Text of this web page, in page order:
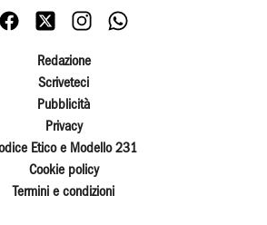
Redazione
Scriveteci
Pubblicità
Privacy
Etico e Modello 231
Cookie policy
Termini e condizioni